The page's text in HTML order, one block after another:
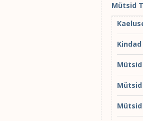
Mütsid
Kindad
Mütsid